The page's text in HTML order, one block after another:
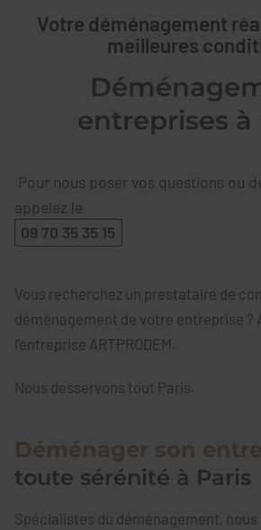
Votre déménagement
meilleures
entreprises à
Pour nous poser vos questions ou
appelez le
09 70 35 35 15
Vous recherchez un prestataire de
déménagement de votre entreprise ?
l’entreprise ARTPRODEM.
Nous desservons tout Paris.
Déménager son
toute sérénité à Paris
Spécialistes du déménagement,